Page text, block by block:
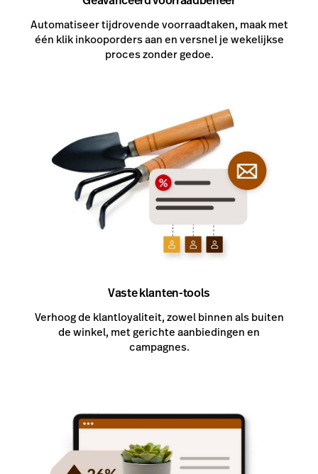
Automatiseer tijdrovende voorraadtaken, maak met
één klik inkooporders aan en versnel je wekelijkse
proces zonder gedoe.
Vaste klanten-tools
Verhoog de klantloyaliteit, zowel binnen als buiten
de winkel, met gerichte aanbiedingen en
campagnes.